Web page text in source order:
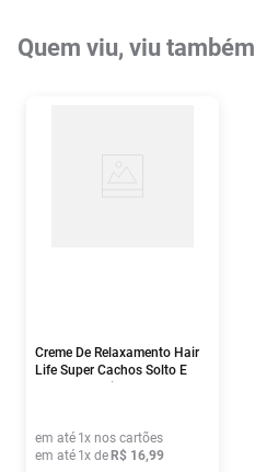
Quem viu, viu também
Creme De Relaxamento Hair
Life Super Cachos Solto E
em até 1x nos cartões
em até 1x de R$ 16,99